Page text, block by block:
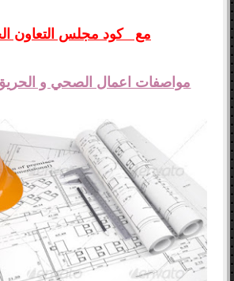
مع كود مجلس التعاون
مواصفات اعمال الصحي و